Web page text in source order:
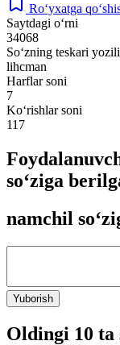
Ro‘yxatga
Saytdagi o‘rni
34068
So‘zning teskari
lihcman
Harflar soni
7
Ko‘rishlar soni
117
so‘ziga
namchil
Yuborish
Oldingi 10 ta